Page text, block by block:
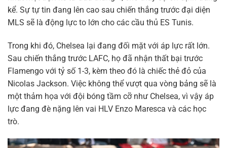
kể. Sự tự tin đang lên cao sau chiến thắng trước đại diện
MLS sẽ là động lực to lớn cho các cầu thủ ES Tunis.
Trong khi đó, Chelsea lại đang đối mặt với áp lực rất lớn.
Sau chiến thắng trước LAFC, họ đã nhận thất bại trước
Flamengo với tỷ số 1-3, kèm theo đó là chiếc thẻ đỏ của
Nicolas Jackson. Việc không thể vượt qua vòng bảng sẽ là
một thảm họa với đội bóng tầm cỡ như Chelsea, vì vậy áp
lực đang đè nặng lên vai HLV Enzo Maresca và các học
trò.